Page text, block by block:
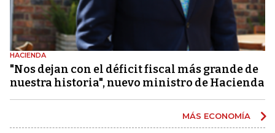
HACIENDA
"Nos dejan con el déficit fiscal más grande de
nuestra historia", nuevo ministro de Hacienda
MÁS ECONOMÍA